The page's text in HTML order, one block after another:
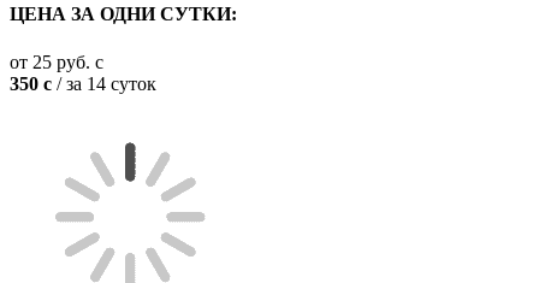
ЦЕНА ЗА ОДНИ СУТКИ:
от 25 руб. c
350 c / за 14 суток